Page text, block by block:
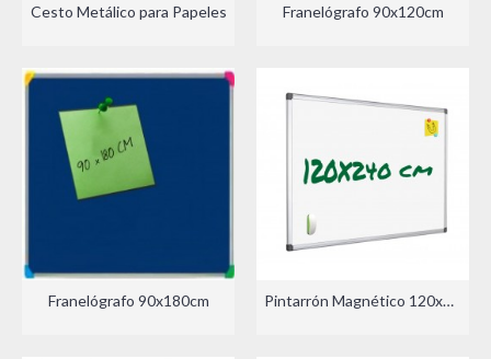
Cesto Metálico para Papeles Franelógrafo 90x120cm
Franelógrafo 90x180cm Pintarrón Magnético 120x240cm